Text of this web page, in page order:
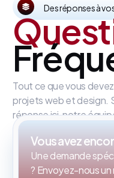
Des réponses à
Tout ce que vous
projets web et design.
réponse ici, notre
Vous avez
Une demande
? Envoyez-nous